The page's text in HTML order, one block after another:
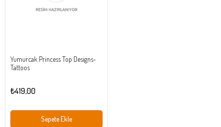
Yumurcak Princess Top Designs-
Tattoos
₺419,00
Sepete Ekle